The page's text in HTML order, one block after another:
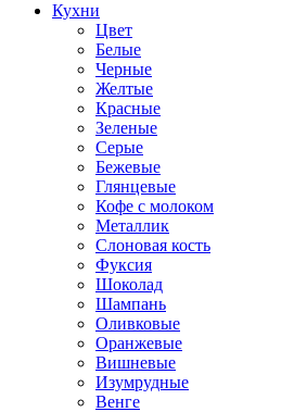
Кухни
Цвет
Белые
Черные
Желтые
Красные
Зеленые
Серые
Бежевые
Глянцевые
Кофе с молоком
Металлик
Слоновая кость
Фуксия
Шоколад
Шампань
Оливковые
Оранжевые
Вишневые
Изумрудные
Венге